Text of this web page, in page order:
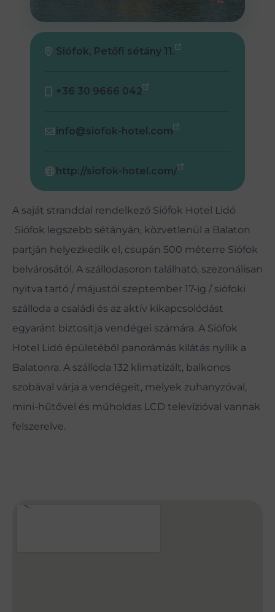
Siófok, Petőfi sétány 11.
+36 30 9666 042
info@siofok-hotel.com
http://siofok-hotel.com/
A saját stranddal rendelkező Siófok Hotel Lidó
Siófok legszebb sétányán, közvetlenül a Balaton
partján helyezkedik el, csupán 500 méterre Siófok
belvárosától. A szállodasoron található, szezonálisan
nyitva tartó / májustól szeptember 17-ig / siófoki
szálloda a családi és az aktív kikapcsolódást
egyaránt biztosítja vendégei számára. A Siófok
Hotel Lidó épületéből panorámás kilátás nyílik a
Balatonra. A szálloda 132 klimatizált, balkonos
szobával várja a vendégeit, melyek zuhanyzóval,
mini-hűtővel és műholdas LCD televízióval vannak
felszerelve.